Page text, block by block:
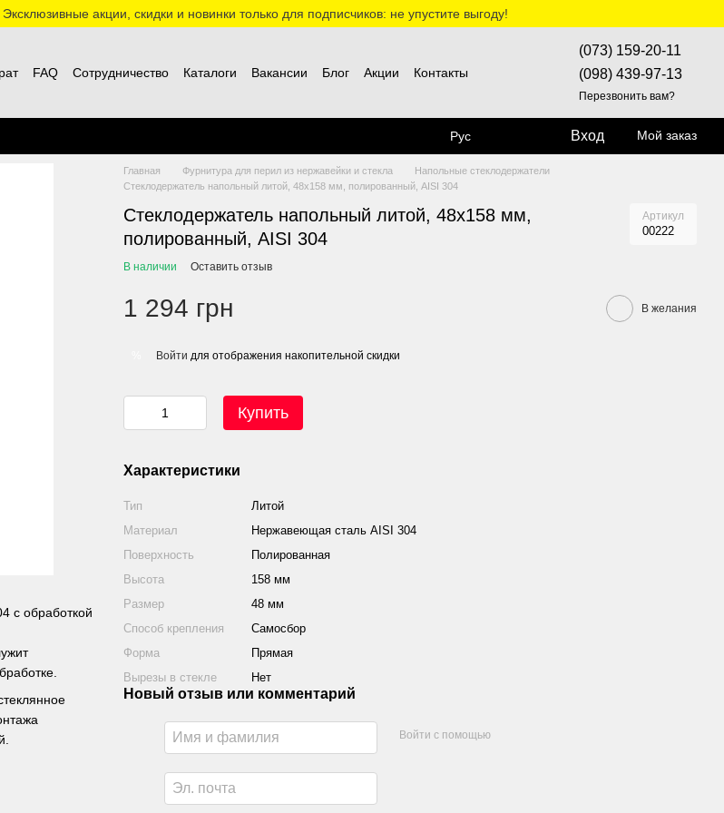
акции, скидки и новинки только для подписчиков: не упустите выгоду!
FAQ Сотрудничество Каталоги Вакансии Блог Акции Контакты
(073) 159-20-11
(098) 439-97-13
Перезвонить вам?
Рус Вход Мой заказ
с обработкой
Главная Фурнитура для перил из нержавейки и стекла
Напольные стеклодержатели
Стеклодержатель напольный литой, 48х158 мм, полированный, AISI 304
Стеклодержатель напольный литой, 48х158 мм,
полированный, AISI 304
Артикул
00222
В наличии Оставить отзыв
1 294 грн В желания
Войти для отображения накопительной скидки
Купить
Характеристики
Тип
Литой
Материал
Нержавеющая сталь AISI 304
Поверхность
Полированная
Высота
158 мм
Размер
48 мм
Способ крепления
Самосбор
Форма
Прямая
Вырезы в стекле
Нет
Новый отзыв или комментарий
Войти с помощью